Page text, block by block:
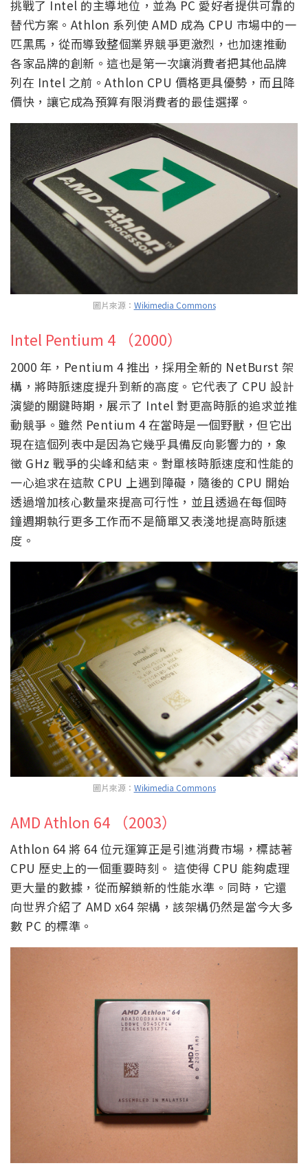
挑戰了 Intel 的主導地位，並為 PC 愛好者提供可靠的
替代方案。Athlon 系列使 AMD 成為 CPU 市場中的一
匹黑馬，從而導致整個業界競爭更激烈，也加速推動
各家品牌的創新。這也是第一次讓消費者把其他品牌
列在 Intel 之前。Athlon CPU 價格更具優勢，而且降
價快，讓它成為預算有限消費者的最佳選擇。
圖片來源： Wikimedia Commons
Intel Pentium 4 （2000）
2000 年，Pentium 4 推出，採用全新的 NetBurst 架
構，將時脈速度提升到新的高度。它代表了 CPU 設計
演變的關鍵時期，展示了 Intel 對更高時脈的追求並推
動競爭。雖然 Pentium 4 在當時是一個野獸，但它出
現在這個列表中是因為它幾乎具備反向影響力的，象
徵 GHz 戰爭的尖峰和結束。對單核時脈速度和性能的
一心追求在這款 CPU 上遇到障礙，隨後的 CPU 開始
透過增加核心數量來提高可行性，並且透過在每個時
鐘週期執行更多工作而不是簡單又表淺地提高時脈速
度。
圖片來源： Wikimedia Commons
AMD Athlon 64 （2003）
Athlon 64 將 64 位元運算正是引進消費市場，標誌著
CPU 歷史上的一個重要時刻。 這使得 CPU 能夠處理
更大量的數據，從而解鎖新的性能水準。同時，它還
向世界介紹了 AMD x64 架構，該架構仍然是當今大多
數 PC 的標準。